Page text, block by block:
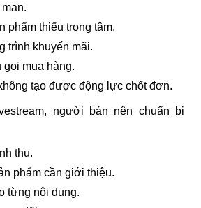
phẩm thiếu trọng tâm.
trình khuyến mãi.
mua hàng.
tạo được động lực chốt đơn.
người bán nên chuẩn bị
thu.
phẩm cần giới thiệu.
từng nội dung.